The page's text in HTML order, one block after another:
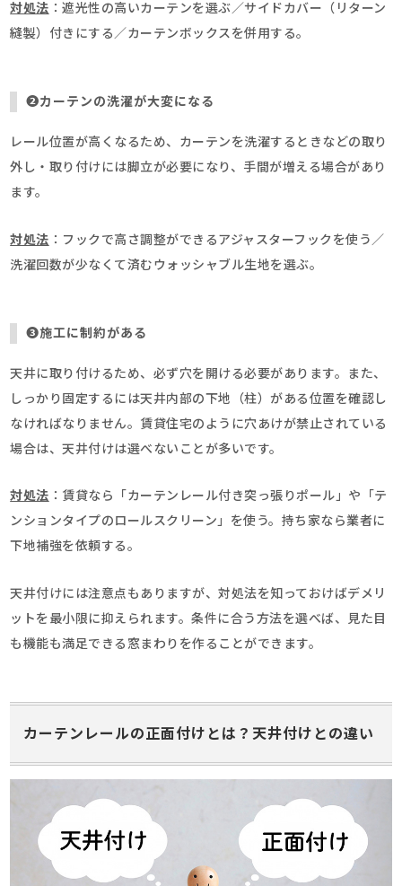
対処法 ：遮光性の高いカーテンを選ぶ／サイドカバー（リターン
縫製）付きにする／カーテンボックスを併用する。
➋カーテンの洗濯が大変になる
レール位置が高くなるため、カーテンを洗濯するときなどの取り
外し・取り付けには脚立が必要になり、手間が増える場合があり
ます。
対処法 ：フックで高さ調整ができるアジャスターフックを使う／
洗濯回数が少なくて済むウォッシャブル生地を選ぶ。
➌施工に制約がある
天井に取り付けるため、必ず穴を開ける必要があります。また、
しっかり固定するには天井内部の下地（柱）がある位置を確認し
なければなりません。賃貸住宅のように穴あけが禁止されている
場合は、天井付けは選べないことが多いです。
対処法 ：賃貸なら「カーテンレール付き突っ張りポール」や「テ
ンションタイプのロールスクリーン」を使う。持ち家なら業者に
下地補強を依頼する。
天井付けには注意点もありますが、対処法を知っておけばデメリ
ットを最小限に抑えられます。条件に合う方法を選べば、見た目
も機能も満足できる窓まわりを作ることができます。
カーテンレールの正面付けとは？天井付けとの違い